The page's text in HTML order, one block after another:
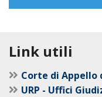
Link utili
Corte di Appello
URP - Uffici